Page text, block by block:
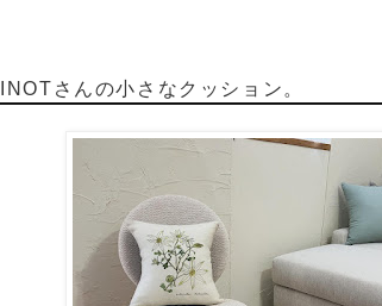
さんの小さなクッション。